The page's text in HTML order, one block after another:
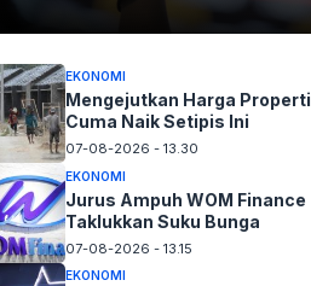
EKONOMI
Mengejutkan Harga Properti
Cuma Naik Setipis Ini
07-08-2026 - 13.30
EKONOMI
Jurus Ampuh WOM Finance
Taklukkan Suku Bunga
07-08-2026 - 13.15
EKONOMI